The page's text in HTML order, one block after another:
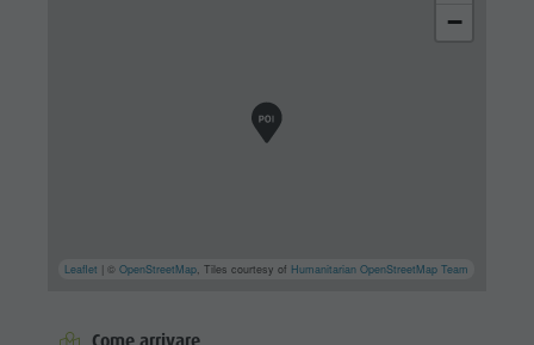
−
Leaflet | ©OpenStreetMap, Tiles courtesy of Humanitarian OpenStreetMap Team